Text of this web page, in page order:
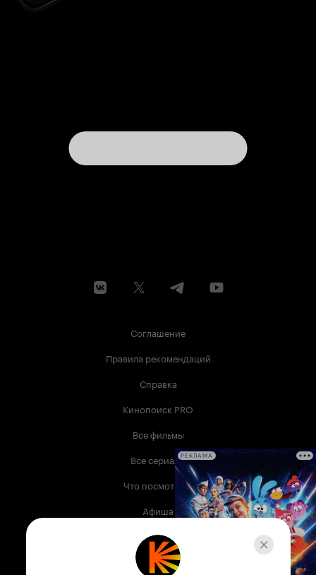
Соглашение
Правила рекомендаций
Справка
Кинопоиск PRO
Все фильмы
Все сериалы
Что посмотреть
Афиша
Музыка
Телепрограмма
РЕКЛАМА